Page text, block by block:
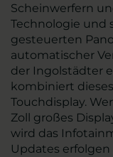
Scheinwerfern
Technologie und
gesteuerten
automatischer
der Ingolstädter
kombiniert
Touchdisplay.
Zoll großes
wird das
Updates erfolgen